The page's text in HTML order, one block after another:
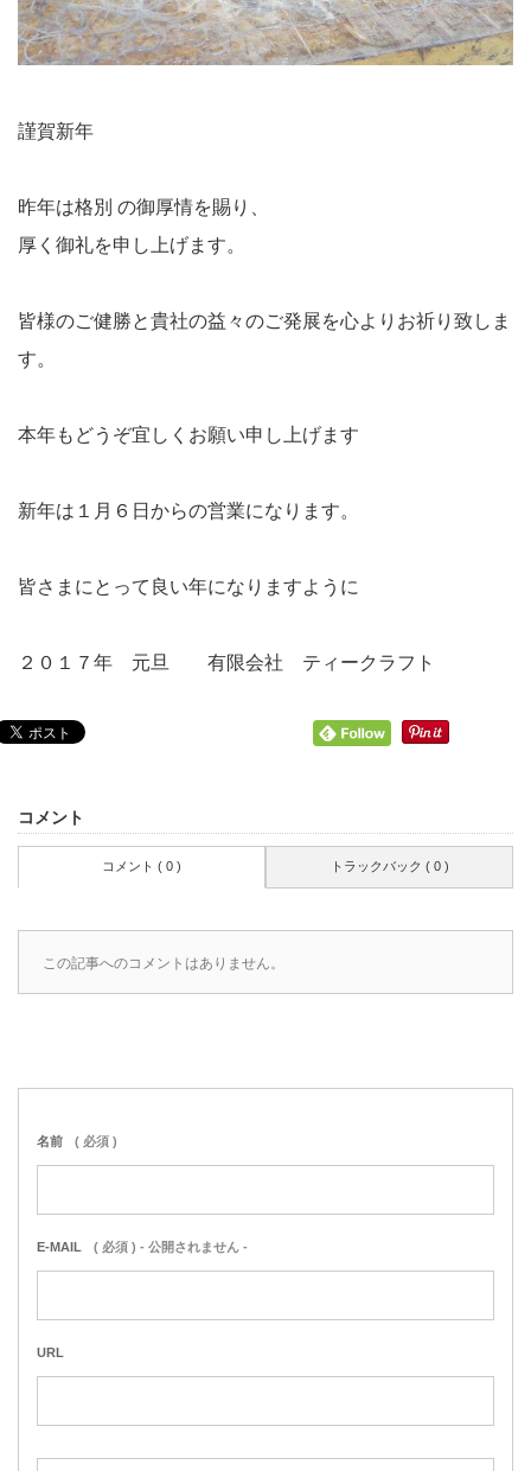
謹賀新年
昨年は格別 の御厚情を賜り、
厚く御礼を申し上げます。
皆様のご健勝と貴社の益々のご発展を心よりお祈り致しま
す。
本年もどうぞ宜しくお願い申し上げます
新年は１月６日からの営業になります。
皆さまにとって良い年になりますように
２０１７年 元旦 有限会社 ティークラフト
コメント
コメント ( 0 ) トラックバック ( 0 )
この記事へのコメントはありません。
名前 ( 必須 )
E-MAIL ( 必須 ) - 公開されません -
URL